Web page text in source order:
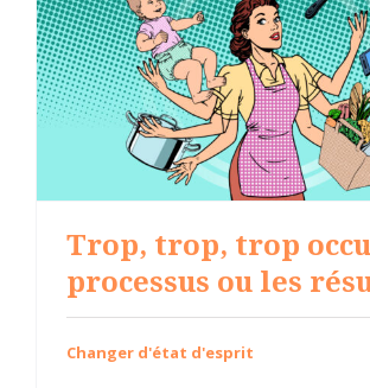
Trop, trop, trop
processus ou les
Changer d'état d'esprit